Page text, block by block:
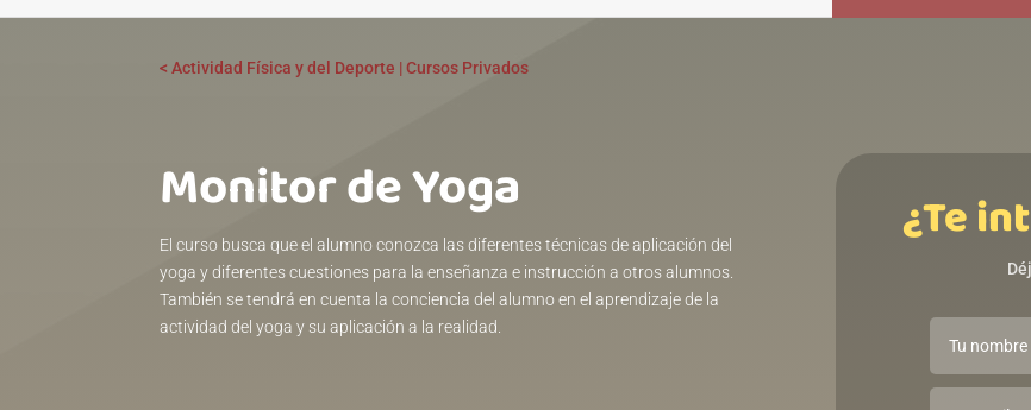
<Actividad Física y del Deporte |Cursos Privados
Monitor de Yogaㅤㅤㅤㅤㅤㅤㅤㅤㅤㅤㅤㅤㅤㅤㅤㅤㅤㅤㅤㅤㅤㅤㅤㅤㅤㅤㅤㅤㅤㅤ
El curso busca que el alumno conozca las diferentes técnicas de aplicación del
yoga y diferentes cuestiones para la enseñanza e instrucción a otros alumnos.
También se tendrá en cuenta la conciencia del alumno en el aprendizaje de la
actividad del yoga y su aplicación a la realidad.
¿Te